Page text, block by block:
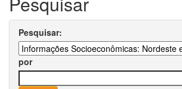
Pesquisar:
por